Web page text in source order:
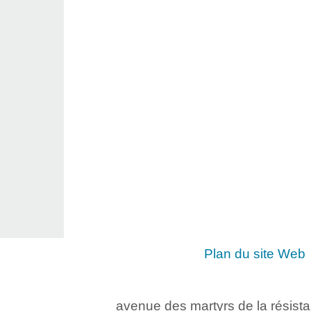
Plan du site Web
avenue des martyrs de la